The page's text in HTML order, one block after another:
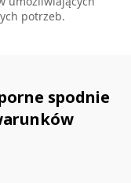
potrzeb.
spodnie